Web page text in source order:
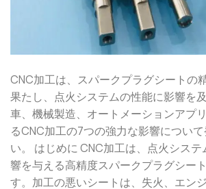
CNC加工は、スパークプラグシートの
果たし、点火システムの性能に影響を
車、機械製造、オートメーションアプ
るCNC加工の7つの強力な影響につい
い。 はじめに CNC加工は、点火シス
響を与える高精度スパークプラグシー
す。加工の悪いシートは、失火、エン